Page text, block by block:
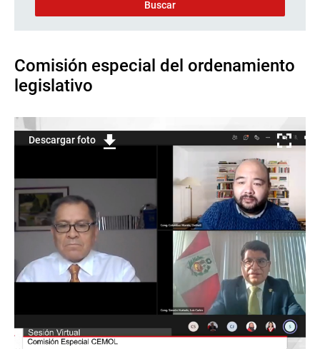
Comisión especial del ordenamiento
legislativo
Descargar foto